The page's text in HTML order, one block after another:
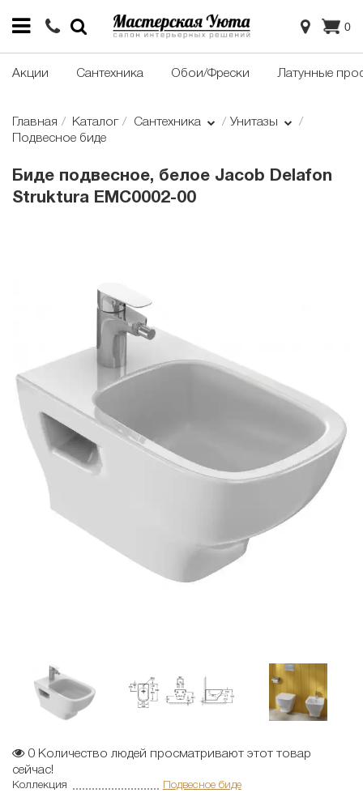
0
Акции Сантехника Обои/Фрески Латунные
Главная Каталог Сантехника
Унитазы
Подвесное биде
Биде подвесное, белое Jacob Delafon
Struktura EMC0002-00
0 Количество людей просматривают этот товар
сейчас!
Коллекция
Подвесное биде